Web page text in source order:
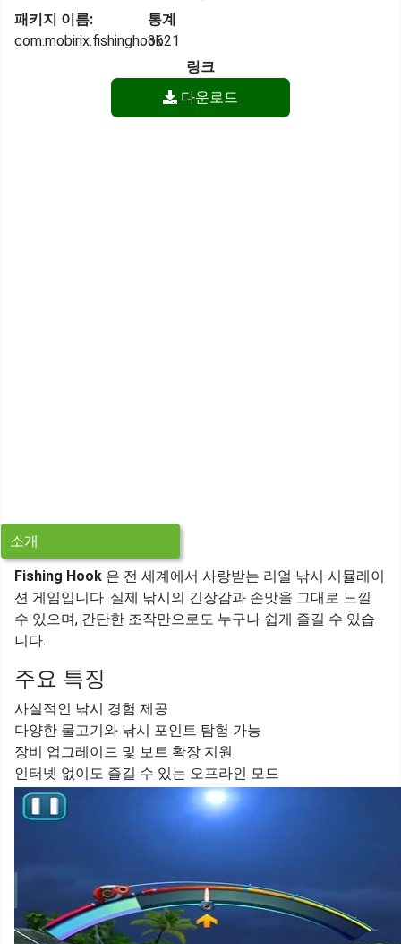
패키지 이름:
com.mobirix.fishinghook
통계
3621
링크
다운로드
소개
Fishing Hook 은 전 세계에서 사랑받는 리얼 낚시 시뮬레이
션 게임입니다. 실제 낚시의 긴장감과 손맛을 그대로 느낄
수 있으며, 간단한 조작만으로도 누구나 쉽게 즐길 수 있습
니다.
주요 특징
사실적인 낚시 경험 제공
다양한 물고기와 낚시 포인트 탐험 가능
장비 업그레이드 및 보트 확장 지원
인터넷 없이도 즐길 수 있는 오프라인 모드